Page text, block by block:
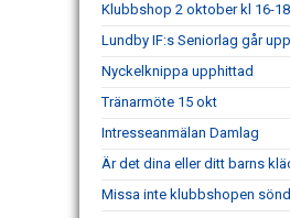
Klubbshop 2 oktober kl 16-
Lundby IF:s Seniorlag går
Nyckelknippa upphittad
Tränarmöte 15 okt
Intresseanmälan Damlag
Är det dina eller ditt barns
Missa inte klubbshopen